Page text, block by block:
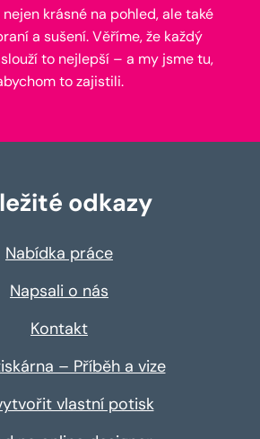
krásné na pohled, ale také
a sušení. Věříme, že každý
to nejlepší – a my jsme tu,
to zajistili.
odkazy
Nabídka práce
Napsali o nás
Kontakt
– Příběh a vize
vlastní potisk